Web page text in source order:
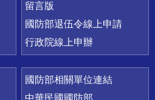
留言版
國防部退伍令線上申請
行政院線上申辦
國防部相關單位連結
中華民國國防部